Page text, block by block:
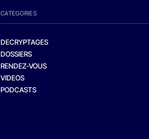
CATEGORIES
DECRYPTAGES
DOSSIERS
RENDEZ-VOUS
VIDEOS
PODCASTS